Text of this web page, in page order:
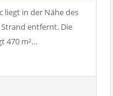
liegt in der Nähe des
entfernt. Die
470 m²…